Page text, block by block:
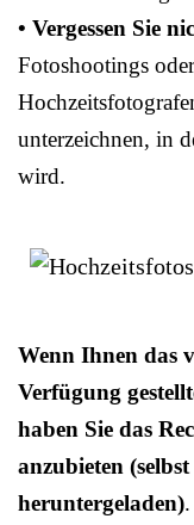
• Vergessen Sie
Fotoshootings
unterzeichnen, in
wird.
Wenn Ihnen das
Verfügung
haben Sie das
anzubieten
heruntergeladen)